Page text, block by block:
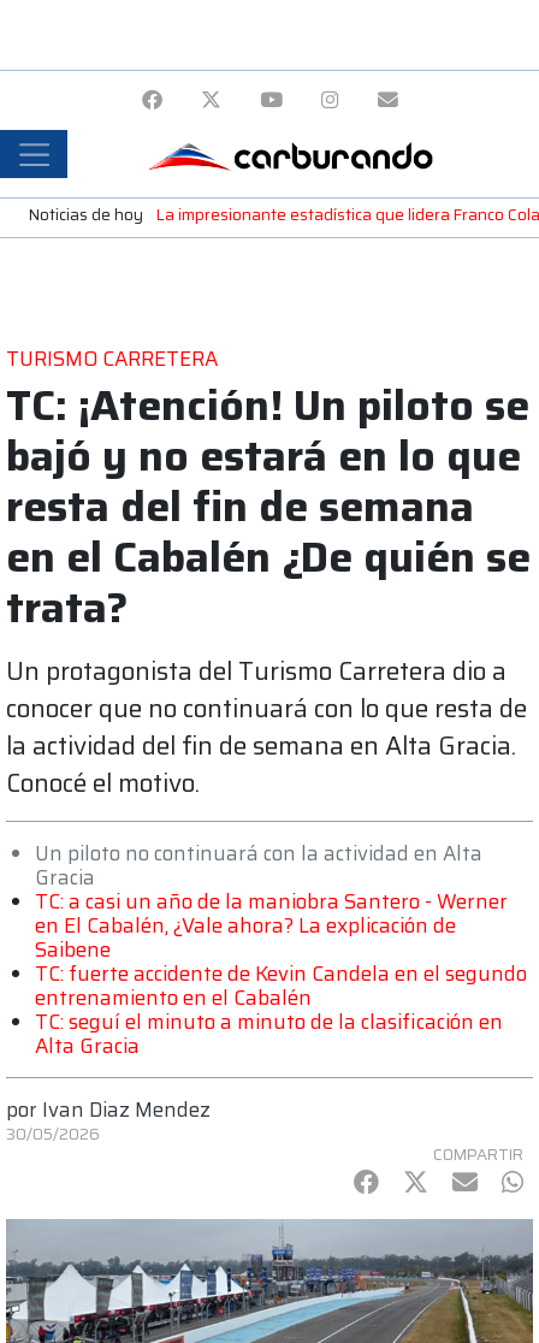
Noticias de hoy La impresionante estadística que lidera Franco
TURISMO CARRETERA
TC: ¡Atención! Un piloto se
bajó y no estará en lo que
resta del fin de semana
en el Cabalén ¿De quién se
trata?
Un protagonista del Turismo Carretera dio a
conocer que no continuará con lo que resta de
la actividad del fin de semana en Alta Gracia.
Conocé el motivo.
Un piloto no continuará con la actividad en Alta
Gracia
TC: a casi un año de la maniobra Santero - Werner
en El Cabalén, ¿Vale ahora? La explicación de
Saibene
TC: fuerte accidente de Kevin Candela en el segundo
entrenamiento en el Cabalén
TC: seguí el minuto a minuto de la clasificación en
Alta Gracia
por Ivan Diaz Mendez
30/05/2026
COMPARTIR
Facebook
Twitter
mail